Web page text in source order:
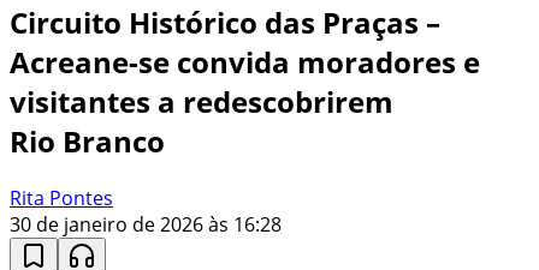
Circuito Histórico das Praças –
Acreane-se convida moradores e
visitantes a redescobrirem
Rio Branco
Rita Pontes
30 de janeiro de 2026 às 16:28